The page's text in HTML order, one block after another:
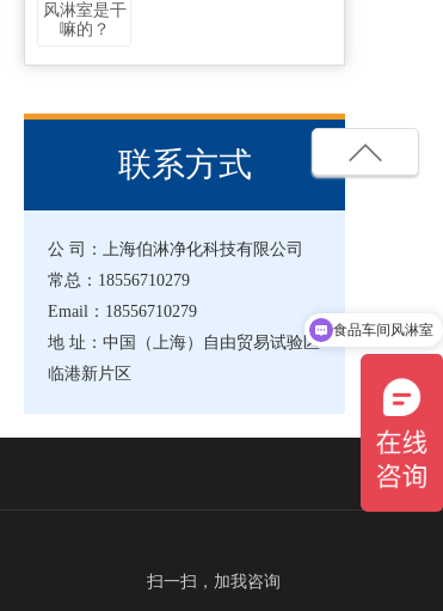
风淋室是干
嘛的？
联系方式
公 司：上海伯淋净化科技有限公司
常总：18556710279
Email：18556710279
地 址：中国（上海）自由贸易试验区
临港新片区
扫一扫，加我咨询
食品车间风淋室